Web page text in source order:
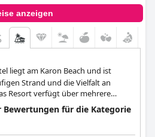
anzeigen
liegt am Karon Beach und ist
Strand und die Vielfalt an
Resort verfügt über mehrere
abwechslungsreiches
Es ist eine großartige Option für
aktiven Strandurlaub suchen.
Bewertungen für die Kategorie